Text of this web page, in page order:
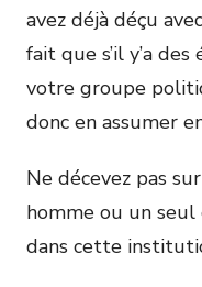
avez déjà déçu
fait que s’il y’a
votre groupe
donc en assumer
Ne décevez pas
homme ou un seul
dans cette